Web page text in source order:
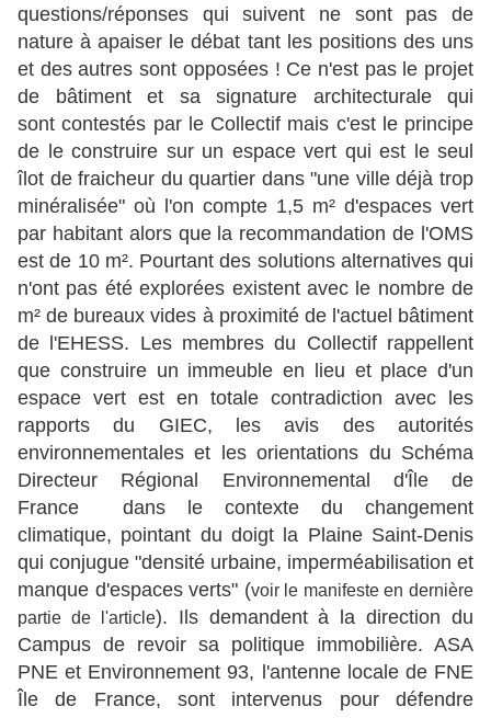
questions/réponses qui suivent ne sont pas de
nature à apaiser le débat tant les positions des uns
et des autres sont opposées ! Ce n'est pas le projet
de bâtiment et sa signature architecturale qui
sont contestés par le Collectif mais c'est le principe
de le construire sur un espace vert qui est le seul
îlot de fraicheur du quartier dans "une ville déjà trop
minéralisée" où l'on compte 1,5 m² d'espaces vert
par habitant alors que la recommandation de l'OMS
est de 10 m². Pourtant des solutions alternatives qui
n'ont pas été explorées existent avec le nombre de
m² de bureaux vides à proximité de l'actuel bâtiment
de l'EHESS. Les membres du Collectif rappellent
que construire un immeuble en lieu et place d'un
espace vert est en totale contradiction avec les
rapports du GIEC, les avis des autorités
environnementales et les orientations du Schéma
Directeur Régional Environnemental d'Île de
France dans le contexte du changement
climatique, pointant du doigt la Plaine Saint-Denis
qui conjugue "densité urbaine, imperméabilisation et
manque d'espaces verts" (voir le manifeste en dernière
partie de l'article). Ils demandent à la direction du
Campus de revoir sa politique immobilière. ASA
PNE et Environnement 93, l'antenne locale de FNE
Île de France, sont intervenus pour défendre